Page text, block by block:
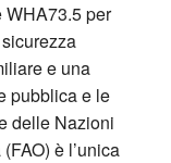
per
e una
pubblica e le
delle Nazioni
è l’unica